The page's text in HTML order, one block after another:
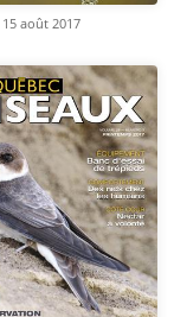
15 août 2017